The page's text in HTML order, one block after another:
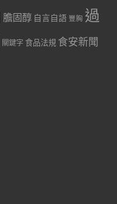
膽固醇 自言自語 豐胸 過
關鍵字 食品法規 食安新聞